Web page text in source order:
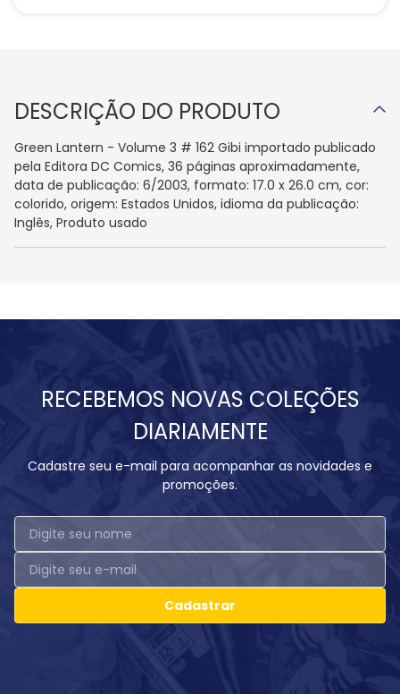
DESCRIÇÃO DO PRODUTO
Green Lantern - Volume 3 # 162 Gibi importado publicado
pela Editora DC Comics, 36 páginas aproximadamente,
data de publicação: 6/2003, formato: 17.0 x 26.0 cm, cor:
colorido, origem: Estados Unidos, idioma da publicação:
Inglês, Produto usado
RECEBEMOS NOVAS COLEÇÕES
DIARIAMENTE
Cadastre seu e-mail para acompanhar as novidades e
promoções.
Cadastrar